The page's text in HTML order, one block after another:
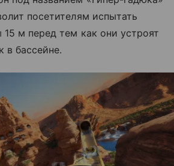
посетителям испытать
15 м перед тем как они устроят
в бассейне.